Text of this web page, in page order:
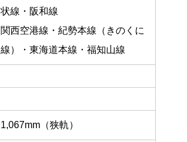
状線・阪和線
関西空港線・紀勢本線（きのくに
線）・東海道本線・福知山線
1,067mm（狭軌）